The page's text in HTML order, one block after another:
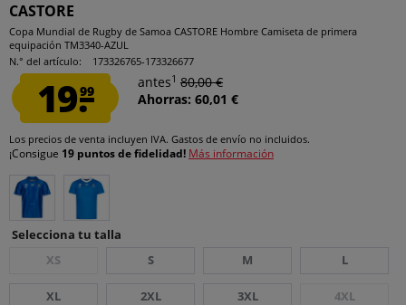
CASTORE
Copa Mundial de Rugby de Samoa CASTORE Hombre Camiseta de primera
equipación TM3340-AZUL
N.° del artículo:
173326765-173326677
19.99
antes1 80,00 €
Ahorras: 60,01 €
Los precios de venta incluyen IVA. Gastos de envío no incluidos.
¡Consigue 19 puntos de fidelidad! Más información
Selecciona tu talla
XS
S M L
XL 2XL 3XL 4XL